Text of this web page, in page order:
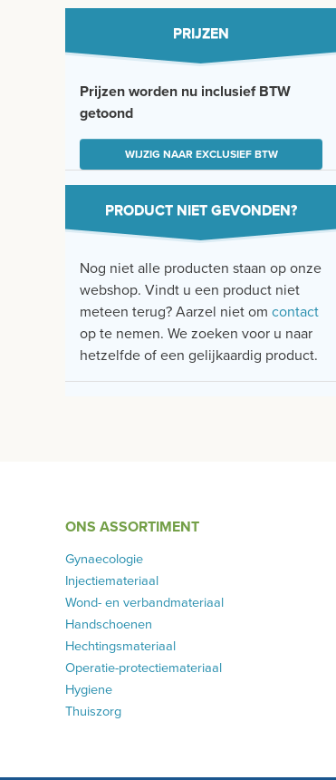
PRIJZEN
Prijzen worden nu inclusief BTW
getoond
WIJZIG NAAR EXCLUSIEF BTW
PRODUCT NIET GEVONDEN?
Nog niet alle producten staan op onze
webshop. Vindt u een product niet
meteen terug? Aarzel niet om contact
op te nemen. We zoeken voor u naar
hetzelfde of een gelijkaardig product.
ONS ASSORTIMENT
Gynaecologie
Injectiemateriaal
Wond- en verbandmateriaal
Handschoenen
Hechtingsmateriaal
Operatie-protectiemateriaal
Hygiene
Thuiszorg